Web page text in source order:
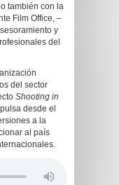
también con la
Film Office, –
y
del
del sector
Shooting in
desde el
a la
al país